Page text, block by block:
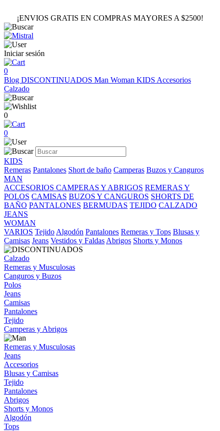
¡ENVIOS GRATIS EN COMPRAS MAYORES A $2500!
Iniciar sesión
0
Blog DISCONTINUADOS Man Woman KIDS Accesorios
Calzado
0
0
KIDS
Remeras Pantalones Short de baño Camperas Buzos y Canguros
MAN
ACCESORIOS CAMPERAS Y ABRIGOS REMERAS Y
POLOS CAMISAS BUZOS Y CANGUROS SHORTS DE
BAÑO PANTALONES BERMUDAS TEJIDO CALZADO
JEANS
WOMAN
VARIOS Tejido Algodón Pantalones Remeras y Tops Blusas y
Camisas Jeans Vestidos y Faldas Abrigos Shorts y Monos
Calzado
Remeras y Musculosas
Canguros y Buzos
Polos
Jeans
Camisas
Pantalones
Tejido
Camperas y Abrigos
Remeras y Musculosas
Jeans
Accesorios
Blusas y Camisas
Tejido
Pantalones
Abrigos
Shorts y Monos
Algodón
Tops